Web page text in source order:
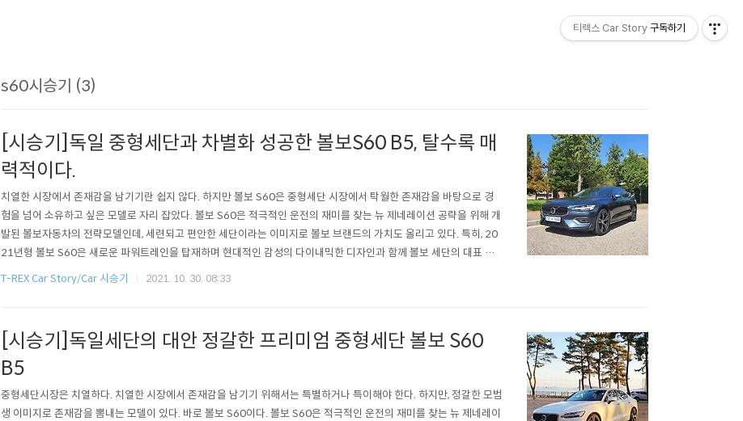
s60시승기 (3)
[시승기]독일 중형세단과 차별화 성공한 볼보S60 B5, 탈수록 매
력적이다.
치열한 시장에서 존재감을 남기기란 쉽지 않다. 하지만 볼보 S60은 중형세단 시장에서 탁월한 존재감을 바탕으로 경
험을 넘어 소유하고 싶은 모델로 자리 잡았다. 볼보 S60은 적극적인 운전의 재미를 찾는 뉴 제네레이션 공략을 위해 개
발된 볼보자동차의 전략모델인데, 세련되고 편안한 세단이라는 이미지로 볼보 브랜드의 가치도 올리고 있다. 특히, 20
21년형 볼보 S60은 새로운 파워트레인을 탑재하며 현대적인 감성의 다이내믹한 디자인과 함께 볼보 세단의 대표 이
미지를 구축하고 있다. 약 1년 만에 볼보 S60 모델을 시승하면서 볼보의 매력을 다시 한번 확인하려고 한다. 높은 인기
T-REX Car Story/Car 시승기 2021. 10. 30. 08:33
[시승기]독일세단의 대안 정갈한 프리미엄 중형세단 볼보 S60
B5
중형세단시장은 치열하다. 치열한 시장에서 존재감을 남기기 위해서는 특별하거나 특이해야 한다. 하지만, 정갈한 모범
생 이미지로 존재감을 뽐내는 모델이 있다. 바로 볼보 S60이다. 볼보 S60은 적극적인 운전의 재미를 찾는 뉴 제네레이
티렉스 Car Story 구독하기